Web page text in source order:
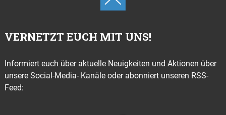
VERNETZT EUCH MIT UNS!
Informiert euch über aktuelle Neuigkeiten und Aktionen über
unsere Social-Media- Kanäle oder abonniert unseren RSS-
Feed: